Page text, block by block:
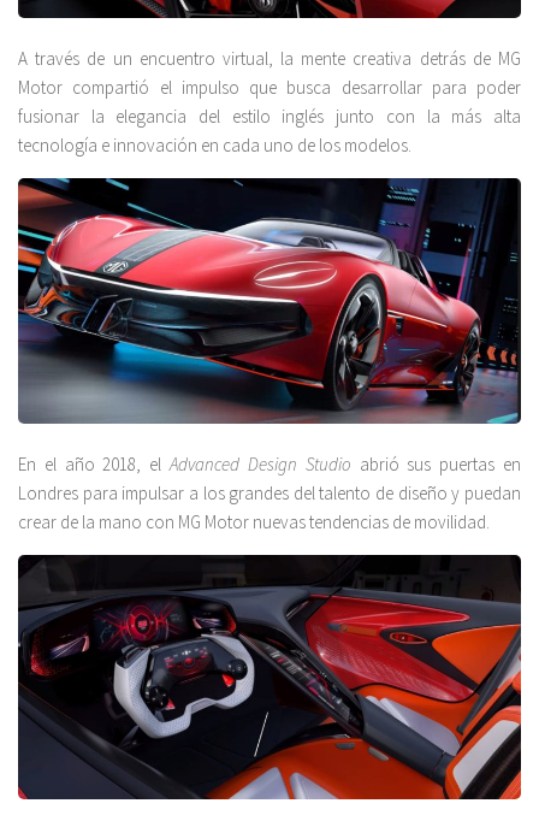
A través de un encuentro virtual, la mente creativa detrás de MG
Motor compartió el impulso que busca desarrollar para poder
fusionar la elegancia del estilo inglés junto con la más alta
tecnología e innovación en cada uno de los modelos.
En el año 2018, elAdvanced Design Studio abrió sus puertas en
Londres para impulsar a los grandes del talento de diseño y puedan
crear de la mano con MG Motor nuevas tendencias de movilidad.